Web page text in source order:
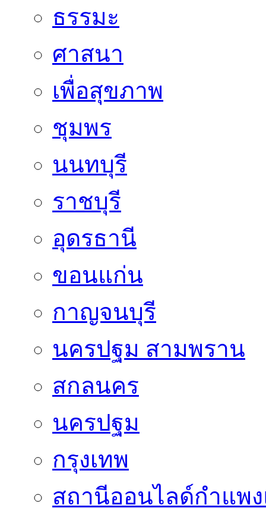
ธรรมะ
ศาสนา
เพื่อสุขภาพ
ชุมพร
นนทบุรี
ราชบุรี
อุดรธานี
ขอนแก่น
กาญจนบุรี
นครปฐม สามพราน
สกลนคร
นครปฐม
กรุงเทพ
สถานีออนไลด์กำแพ